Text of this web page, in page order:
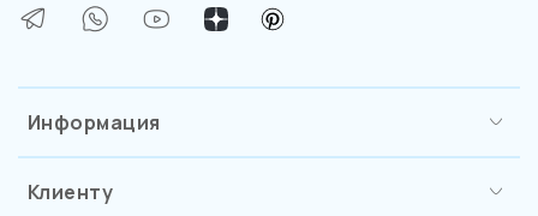
Информация
Клиенту